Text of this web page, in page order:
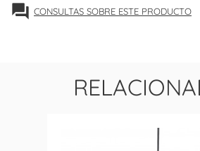
forum CONSULTAS SOBRE ESTE PRODUCTO